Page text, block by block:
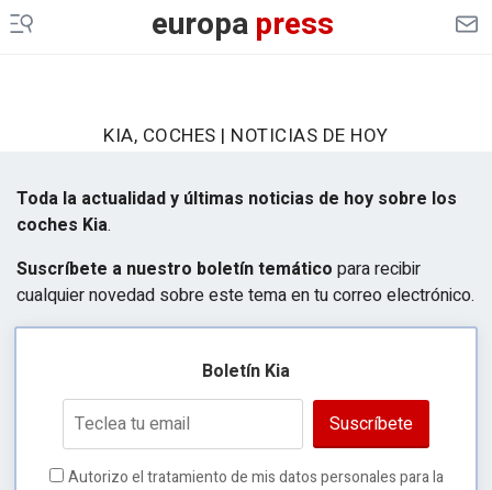
europapress
KIA, COCHES | NOTICIAS DE HOY
Toda la actualidad y últimas noticias de hoy sobre los
coches Kia.
Suscríbete a nuestro boletín temático para recibir
cualquier novedad sobre este tema en tu correo electrónico.
Boletín Kia
Suscríbete
Autorizo el tratamiento de mis datos personales para la